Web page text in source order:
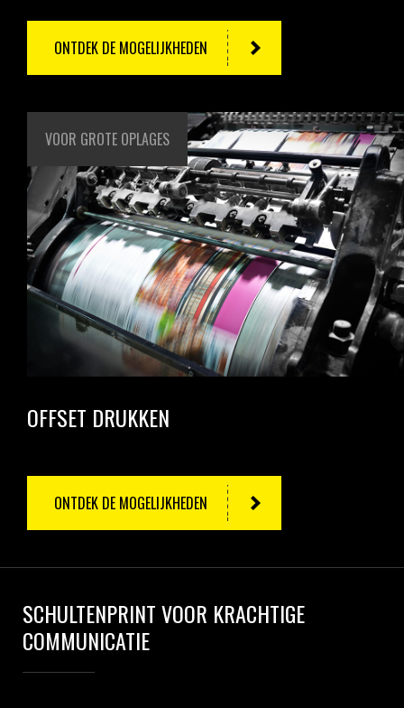
ONTDEK DE MOGELIJKHEDEN
VOOR GROTE OPLAGES
OFFSET DRUKKEN
ONTDEK DE MOGELIJKHEDEN
SCHULTENPRINT VOOR KRACHTIGE
COMMUNICATIE